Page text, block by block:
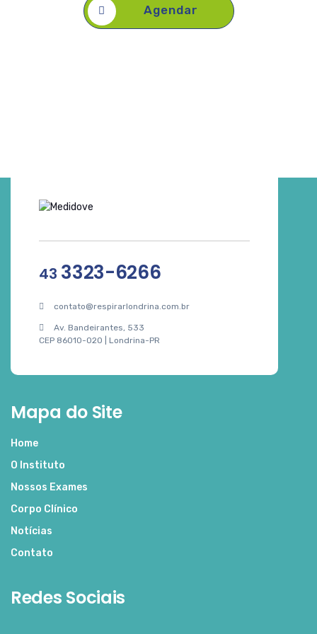
Agendar
43 3323-6266
contato@respirarlondrina.com.br
Av. Bandeirantes, 533
CEP 86010-020 | Londrina-PR
Mapa do Site
Home
O Instituto
Nossos Exames
Corpo Clínico
Notícias
Contato
Redes Sociais